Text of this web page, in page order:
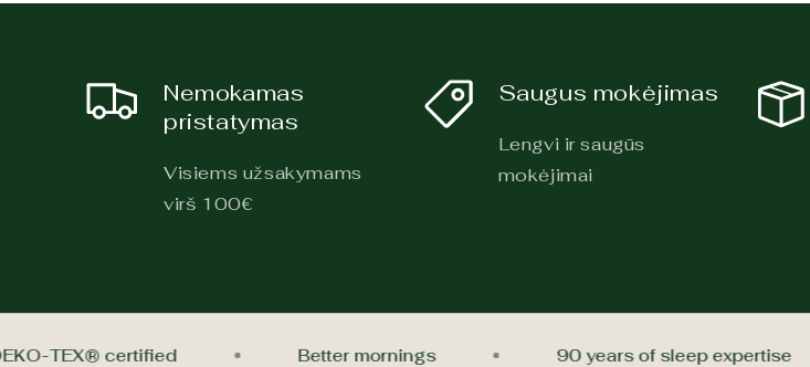
Nemokamas
pristatymas
Visiems užsakymams
virš 100€
Saugus mokėjimas
Lengvi ir saugūs
mokėjimai
OEKO-TEX® certified Better mornings 90 years of sleep expertise